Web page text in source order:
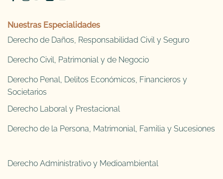
Nuestras Especialidades
Derecho de Daños, Responsabilidad Civil y Seguro
Derecho Civil, Patrimonial y de Negocio
Derecho Penal, Delitos Económicos, Financieros y
Societarios
Derecho Laboral y Prestacional
Derecho de la Persona, Matrimonial, Familia y Sucesiones
Derecho Administrativo y Medioambiental